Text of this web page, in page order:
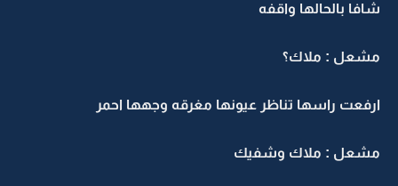
شافا بالحالها واقفه
مشعل : ملاك؟
ارفعت راسها تناظر عيونها مغرقه وجهها احمر
مشعل : ملاك وشفيك